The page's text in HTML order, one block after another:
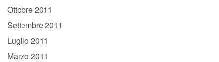
Ottobre 2011
Settembre 2011
Luglio 2011
Marzo 2011